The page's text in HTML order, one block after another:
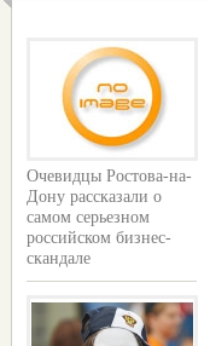
Очевидцы Ростова-на-
Дону рассказали о
самом серьезном
российском бизнес-
скандале